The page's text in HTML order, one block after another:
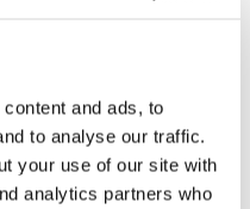
and ads, to
to analyse our traffic.
your use of our site with
analytics partners who
di Stato con la
,Articoli, Diritto